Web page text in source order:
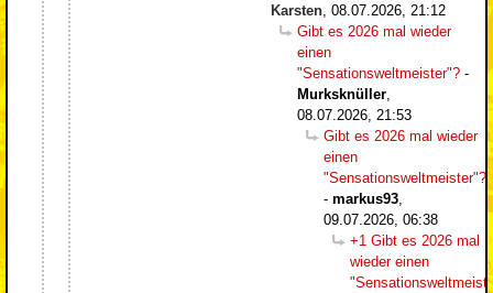
Karsten 08.07.2026, 21:12
Gibt es 2026 mal wieder
einen
"Sensationsweltmeister"? -
Murksknüller
08.07.2026, 21:53
Gibt es 2026 mal wieder
einen
"Sensationsweltmeister"?
- markus93
09.07.2026, 06:38
+1 Gibt es 2026 mal
wieder einen